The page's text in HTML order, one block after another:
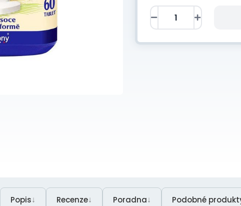
Popis↓ Recenze↓ Poradna↓ Podobné